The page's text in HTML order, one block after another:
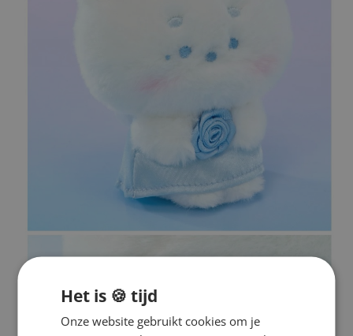
Het is 🍪 tijd
Onze website gebruikt cookies om je